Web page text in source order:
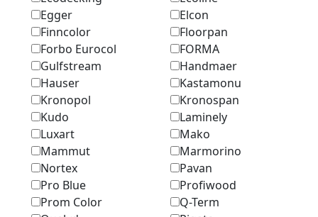
Egger
Elcon
Finncolor
Floorpan
Forbo Eurocol
FORMA
Gulfstream
Handmaer
Hauser
Kastamonu
Kronopol
Kronospan
Kudo
Laminely
Luxart
Mako
Mammut
Marmоrino
Nortex
Pavan
Pro Blue
Profiwood
Prom Color
Q-Term